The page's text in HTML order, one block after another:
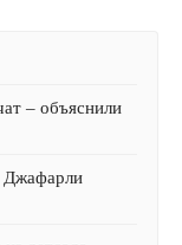
– объяснили
Джафарли